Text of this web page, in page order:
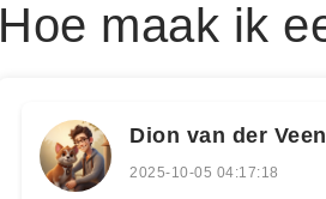
Hoe maak ik
Dion van der Veen
2025-10-05 04:17:18